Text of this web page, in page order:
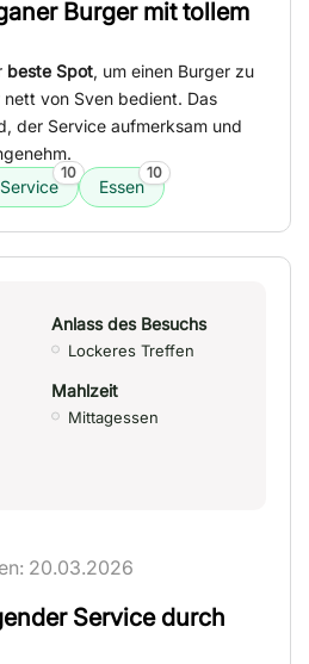
Burger mit tollem
beste Spot, um einen Burger zu
von Sven bedient. Das
der Service aufmerksam und
Service
10
Essen
10
Anlass des Besuchs
Lockeres Treffen
Mahlzeit
Mittagessen
20.03.2026
Service durch